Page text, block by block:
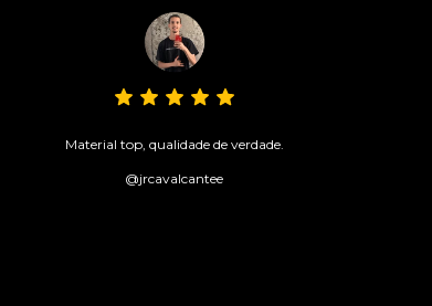
Material top, qualidade de verdade.
@jrcavalcantee